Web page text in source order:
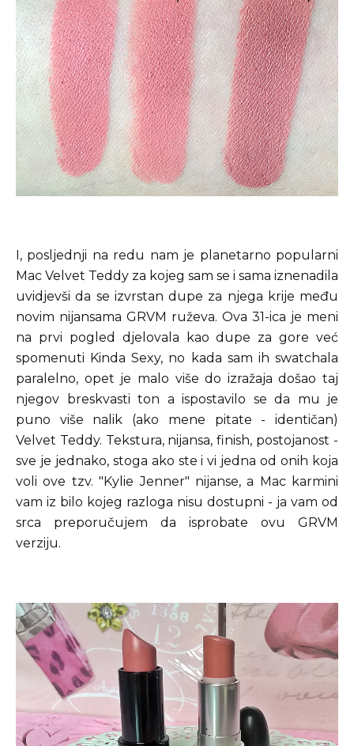
I, posljednji na redu nam je planetarno popularni
Mac Velvet Teddy za kojeg sam se i sama iznenadila
uvidjevši da se izvrstan dupe za njega krije među
novim nijansama GRVM ruževa. Ova 31-ica je meni
na prvi pogled djelovala kao dupe za gore već
spomenuti Kinda Sexy, no kada sam ih swatchala
paralelno, opet je malo više do izražaja došao taj
njegov breskvasti ton a ispostavilo se da mu je
puno više nalik (ako mene pitate - identičan)
Velvet Teddy. Tekstura, nijansa, finish, postojanost -
sve je jednako, stoga ako ste i vi jedna od onih koja
voli ove tzv. "Kylie Jenner" nijanse, a Mac karmini
vam iz bilo kojeg razloga nisu dostupni - ja vam od
srca preporučujem da isprobate ovu GRVM
verziju.